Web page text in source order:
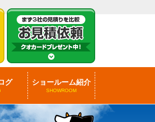
グ ショールーム紹介
SHOWROOM